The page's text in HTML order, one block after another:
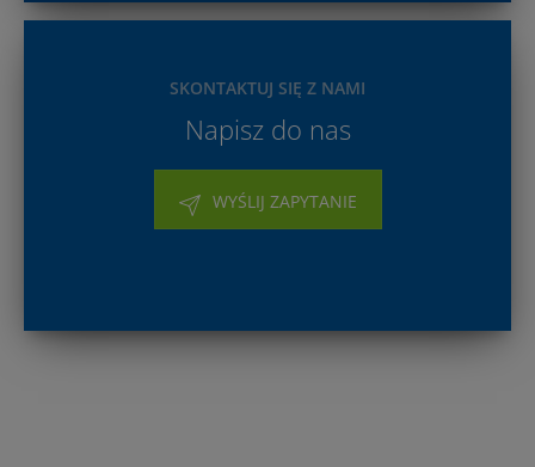
SKONTAKTUJ SIĘ Z NAMI
Napisz do nas
WYŚLIJ ZAPYTANIE